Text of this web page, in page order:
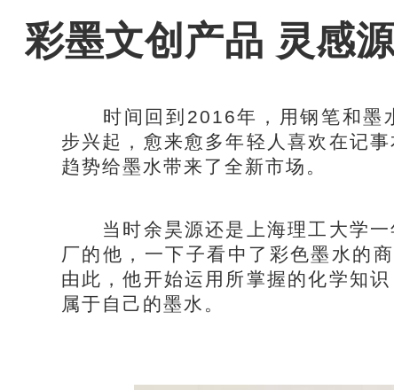
彩墨文创产品 灵感
时间回到2016年，用钢笔和墨
步兴起，愈来愈多年轻人喜欢在记
趋势给墨水带来了全新市场。
当时余昊源还是上海理工大学一
厂的他，一下子看中了彩色墨水的
由此，他开始运用所掌握的化学知
属于自己的墨水。